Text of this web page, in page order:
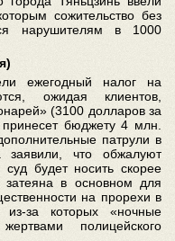
сожительство без
нарушителям в 1000
ежегодный налог на
ожидая клиентов,
(3100 долларов за
бюджету 4 млн.
патрули в
заявили, что обжалуют
будет носить скорее
затеяна в основном для
на прорехи в
из-за которых «ночные
полицейского